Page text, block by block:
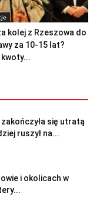
kolej z Rzeszowa do
za 10-15 lat?
kwoty...
się utratą
ruszył na...
i okolicach w